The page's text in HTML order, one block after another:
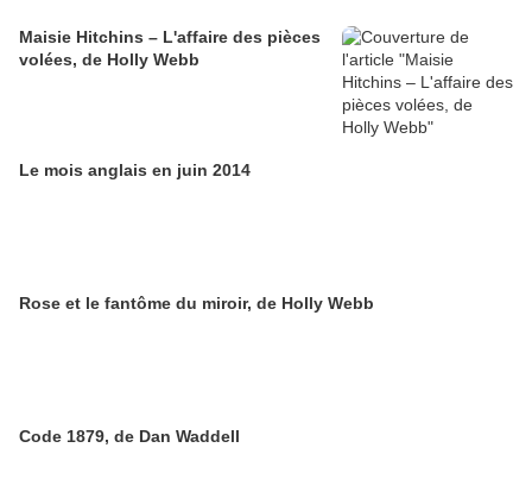
Maisie Hitchins – L'affaire des pièces
volées, de Holly Webb
Le mois anglais en juin 2014
Rose et le fantôme du miroir, de Holly Webb
Code 1879, de Dan Waddell